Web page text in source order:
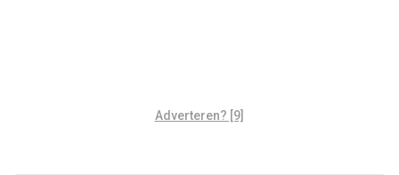
Adverteren? [9]